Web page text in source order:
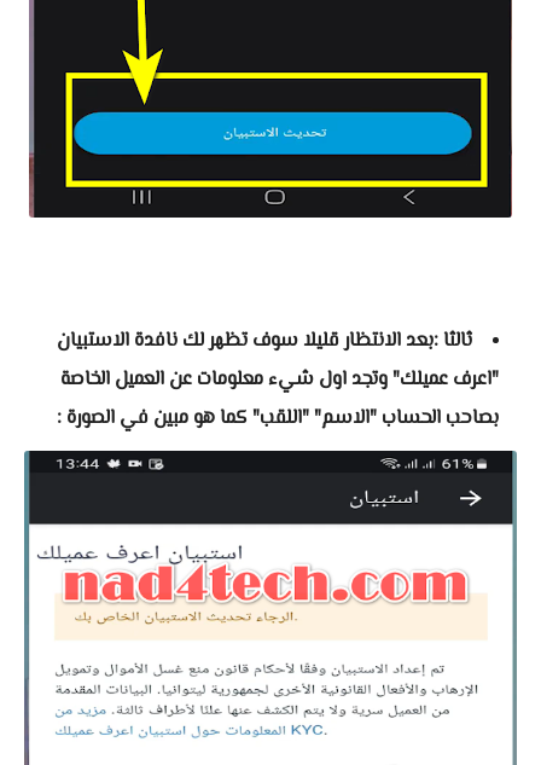
ثالثا :بعد الانتظار قليلا سوف تظهر لك نافدة الاستبيان
"اعرف عميلك" وتجد اول شيء معلومات عن العميل الخاصة
بصاحب الحساب "الاسم" "اللقب" كما هو مبين في الصورة :